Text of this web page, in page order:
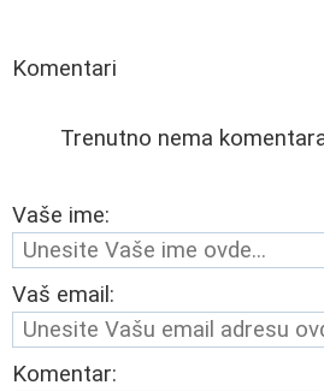
Komentari
Trenutno nema
Vaše ime:
Vaš email:
Komentar: